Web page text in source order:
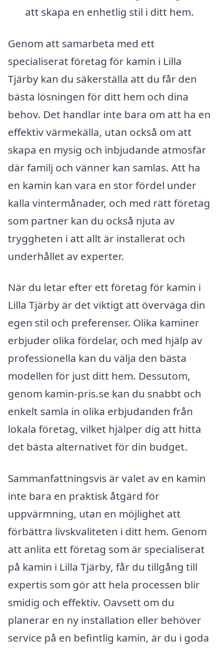
att skapa en enhetlig stil i ditt hem.
Genom att samarbeta med ett
specialiserat företag för kamin i Lilla
Tjärby kan du säkerställa att du får den
bästa lösningen för ditt hem och dina
behov. Det handlar inte bara om att ha en
effektiv värmekälla, utan också om att
skapa en mysig och inbjudande atmosfär
där familj och vänner kan samlas. Att ha
en kamin kan vara en stor fördel under
kalla vintermånader, och med rätt företag
som partner kan du också njuta av
tryggheten i att allt är installerat och
underhållet av experter.
När du letar efter ett företag för kamin i
Lilla Tjärby är det viktigt att överväga din
egen stil och preferenser. Olika kaminer
erbjuder olika fördelar, och med hjälp av
professionella kan du välja den bästa
modellen för just ditt hem. Dessutom,
genom kamin-pris.se kan du snabbt och
enkelt samla in olika erbjudanden från
lokala företag, vilket hjälper dig att hitta
det bästa alternativet för din budget.
Sammanfattningsvis är valet av en kamin
inte bara en praktisk åtgärd för
uppvärmning, utan en möjlighet att
förbättra livskvaliteten i ditt hem. Genom
att anlita ett företag som är specialiserat
på kamin i Lilla Tjärby, får du tillgång till
expertis som gör att hela processen blir
smidig och effektiv. Oavsett om du
planerar en ny installation eller behöver
service på en befintlig kamin, är du i goda